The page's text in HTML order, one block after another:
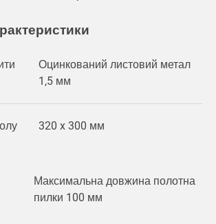
Оцинкований листовий метал
1,5 мм
320 x 300 мм
Максимальна довжина полотна
пилки 100 мм